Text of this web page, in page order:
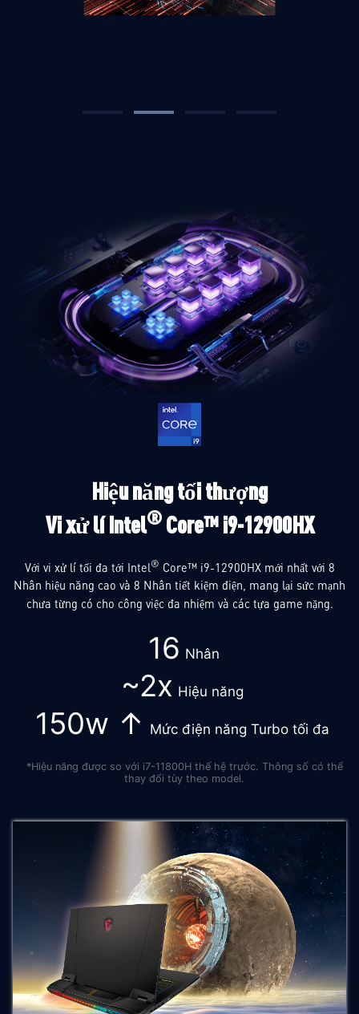
Hiệu năng tối thượng
Vi xử lí Intel®Core™ i9-12900HX
Với vi xử lí tối đa tới Intel® Core™ i9-12900HX mới nhất với 8
Nhân hiệu năng cao và 8 Nhân tiết kiệm điện, mang lại sức mạnh
chưa từng có cho công việc đa nhiệm và các tựa game nặng.
16 Nhân
~2x Hiệu năng
150w ↑ Mức điện năng Turbo tối đa
*Hiệu năng được so với i7-11800H thế hệ trước. Thông số có thể
thay đổi tùy theo model.